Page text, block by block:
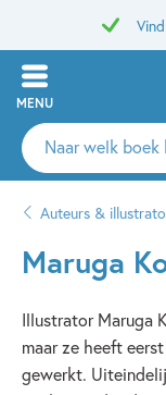
MENU
Zoeken
naar
auteurs
uitgevers
Auteurs &
Maruga
Illustrator Maruga
maar ze heeft
gewerkt.